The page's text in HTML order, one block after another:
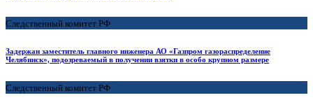
Следственный комитет РФ
Задержан заместитель главного инженера АО «Газпром газораспределение
Челябинск», подозреваемый в получении взятки в особо крупном размере
Следственный комитет РФ